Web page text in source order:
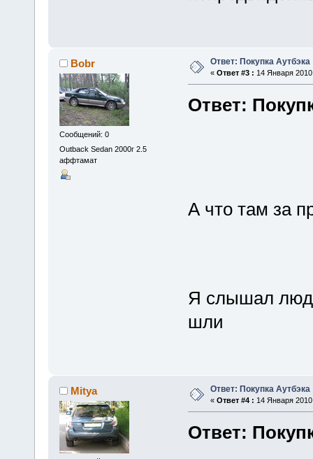
Bobr
Сообщений: 0
Outback Sedan 2000г 2.5
аффтамат
Ответ: Покупка Аутбэка
« Ответ #3 : 14 Января
Ответ:
А что там за
Я слышал
шли
Mitya Ответ: Покупка Аутбэка
« Ответ #4 : 14 Января
Ответ: